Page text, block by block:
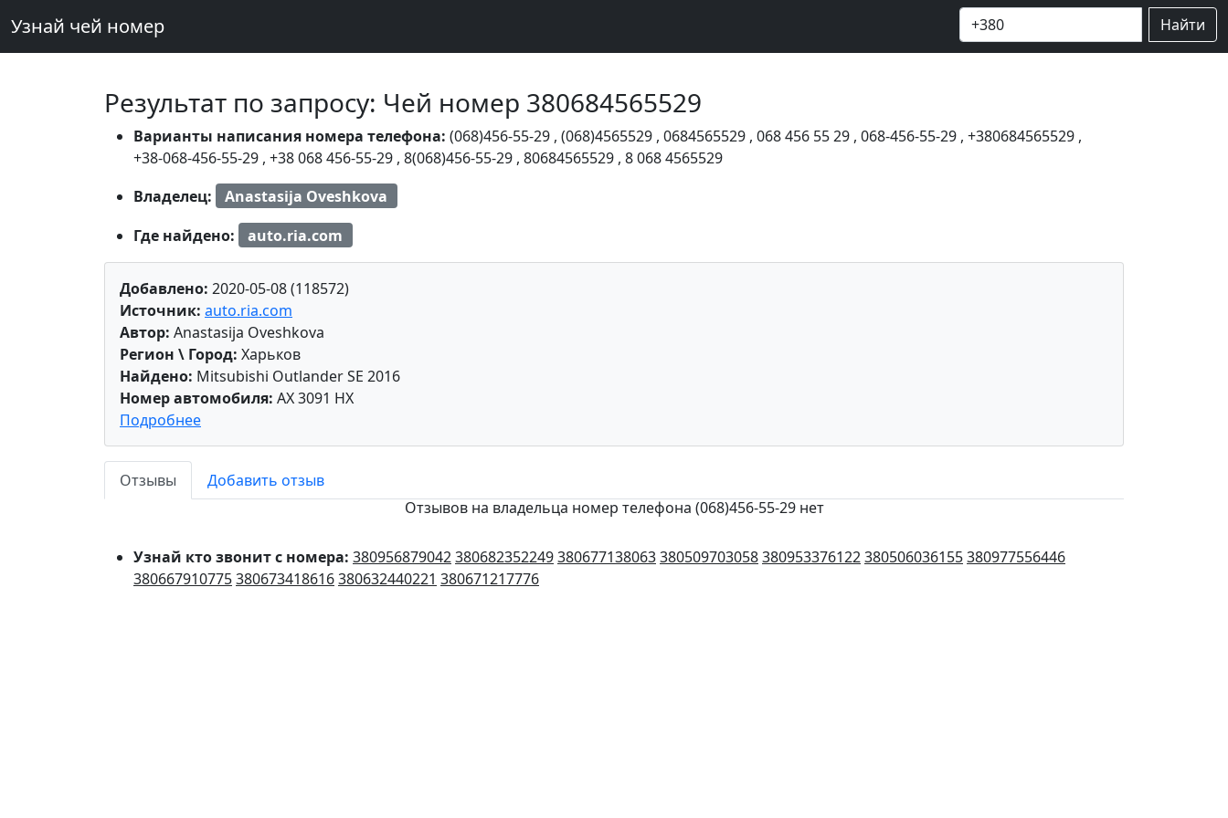
Узнай чей номер Найти
Результат по запросу: Чей номер 380684565529
Варианты написания номера телефона: (068)456-55-29 , (068)4565529 , 0684565529 , 068 456 55 29 , 068-456-55-29 , +380684565529 ,
+38-068-456-55-29 , +38 068 456-55-29 , 8(068)456-55-29 , 80684565529 , 8 068 4565529
Владелец:
Anastasija Oveshkova
Где найдено:
auto.ria.com
Добавлено: 2020-05-08 (118572)
Источник: auto.ria.com
Автор: Anastasija Oveshkova
Регион \ Город: Харьков
Найдено: Mitsubishi Outlander SE 2016
Номер автомобиля: AX 3091 HX
Подробнее
Отзывы
Добавить отзыв
Отзывов на владельца номер телефона (068)456-55-29 нет
Узнай кто звонит с номера: 380956879042380682352249380677138063380509703058380953376122380506036155380977556446
380667910775380673418616380632440221 380671217776